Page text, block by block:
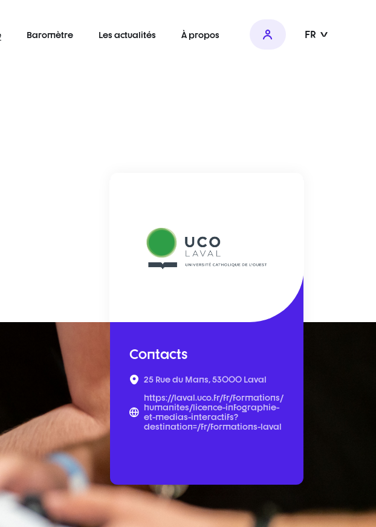
Baromètre Les actualités À propos FR
Contacts
25 Rue du Mans, 53000 Laval
https://laval.uco.fr/fr/formations/
humanites/licence-infographie-
et-medias-interactifs?
destination=/fr/formations-laval